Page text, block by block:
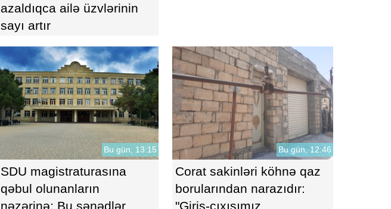
azaldıqca ailə üzvlərinin
sayı artır
Bu gün, 13:15
SDU magistraturasına
qəbul olunanların
nəzərinə: Bu sənədlər
Bu gün, 12:46
Corat sakinləri köhnə qaz
borularından narazıdır:
"Giriş-çıxışımız